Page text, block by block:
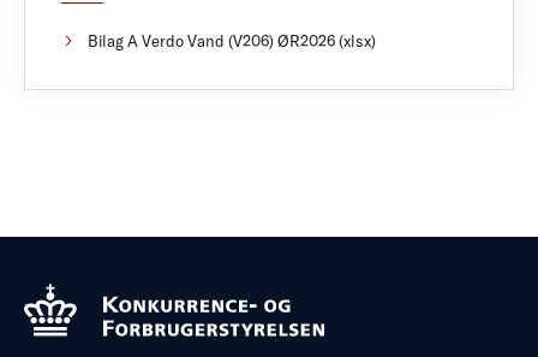
Bilag A Verdo Vand (V206) ØR2026 (xlsx)